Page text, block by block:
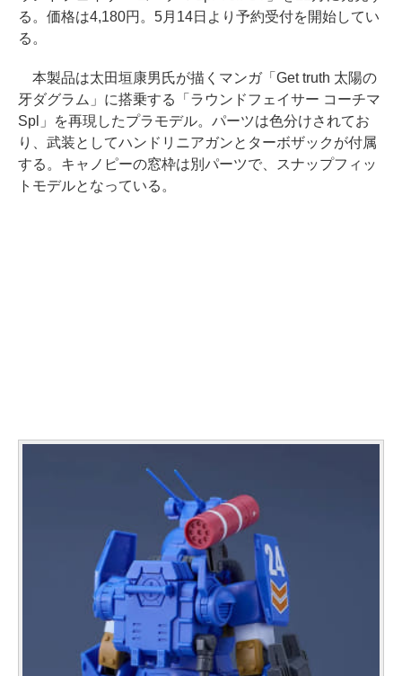
る。価格は4,180円。5月14日より予約受付を開始してい
る。
本製品は太田垣康男氏が描くマンガ「Get truth 太陽の
牙ダグラム」に搭乗する「ラウンドフェイサー コーチマ
Spl」を再現したプラモデル。パーツは色分けされてお
り、武装としてハンドリニアガンとターボザックが付属
する。キャノピーの窓枠は別パーツで、スナップフィッ
トモデルとなっている。